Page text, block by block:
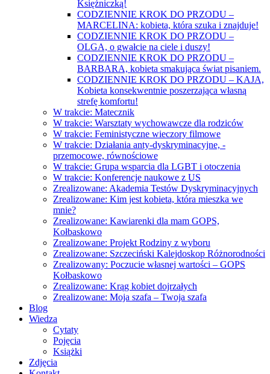
Księżniczką!
CODZIENNIE KROK DO PRZODU –
MARCELINA: kobieta, która szuka i znajduje!
CODZIENNIE KROK DO PRZODU –
OLGA, o gwałcie na ciele i duszy!
CODZIENNIE KROK DO PRZODU –
BARBARA, kobieta smakująca świat pisaniem.
CODZIENNIE KROK DO PRZODU – KAJA,
Kobieta konsekwentnie poszerzająca własną
strefę komfortu!
W trakcie: Matecznik
W trakcie: Warsztaty wychowawcze dla rodziców
W trakcie: Feministyczne wieczory filmowe
W trakcie: Działania anty-dyskryminacyjne, -
przemocowe, równościowe
W trakcie: Grupa wsparcia dla LGBT i otoczenia
W trakcie: Konferencje naukowe z US
Zrealizowane: Akademia Testów Dyskryminacyjnych
Zrealizowane: Kim jest kobieta, która mieszka we
mnie?
Zrealizowane: Kawiarenki dla mam GOPS,
Kołbaskowo
Zrealizowane: Projekt Rodziny z wyboru
Zrealizowane: Szczeciński Kalejdoskop Różnorodności
Zrealizowany: Poczucie własnej wartości – GOPS
Kołbaskowo
Zrealizowane: Krąg kobiet dojrzałych
Zrealizowane: Moja szafa – Twoja szafa
Blog
Wiedza
Cytaty
Pojęcia
Książki
Zdjęcia